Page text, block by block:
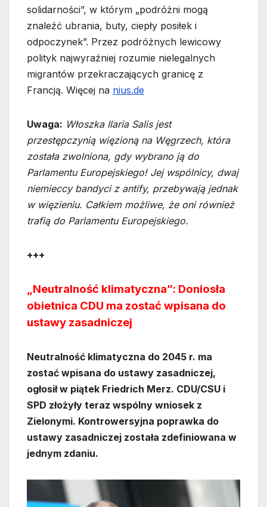
solidarności”, w którym „podróżni mogą
znaleźć ubrania, buty, ciepły posiłek i
odpoczynek”. Przez podróżnych lewicowy
polityk najwyraźniej rozumie nielegalnych
migrantów przekraczających granicę z
Francją. Więcej na nius.de
Uwaga: Włoszka Ilaria Salis jest
przestępczynią więzioną na Węgrzech, która
została zwolniona, gdy wybrano ją do
Parlamentu Europejskiego! Jej wspólnicy, dwaj
niemieccy bandyci z antify, przebywają jednak
w więzieniu. Całkiem możliwe, że oni również
trafią do Parlamentu Europejskiego.
+++
„Neutralność klimatyczna”: Doniosła
obietnica CDU ma zostać wpisana do
ustawy zasadniczej
Neutralność klimatyczna do 2045 r. ma
zostać wpisana do ustawy zasadniczej,
ogłosił w piątek Friedrich Merz. CDU/CSU i
SPD złożyły teraz wspólny wniosek z
Zielonymi. Kontrowersyjna poprawka do
ustawy zasadniczej została zdefiniowana w
jednym zdaniu.